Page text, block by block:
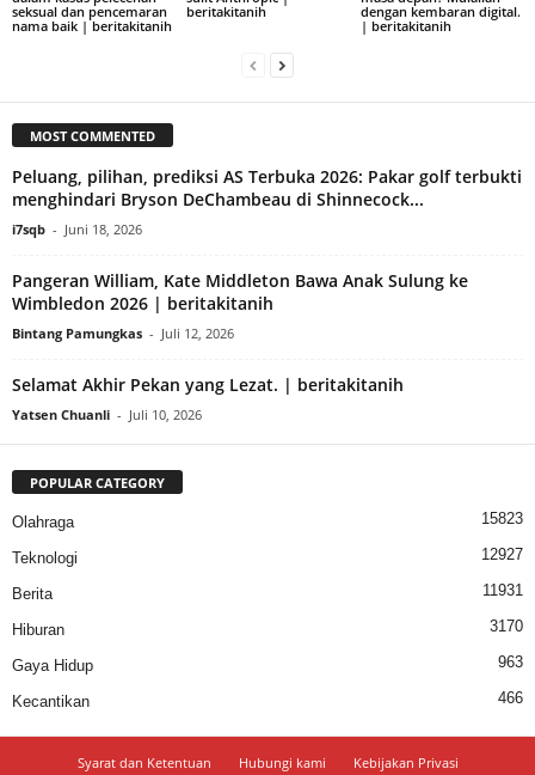
seksual dan pencemaran
nama baik | beritakitanih
beritakitanih
dengan kembaran digital.
| beritakitanih
MOST COMMENTED
Peluang, pilihan, prediksi AS Terbuka 2026: Pakar golf terbukti
menghindari Bryson DeChambeau di Shinnecock...
i7sqb - Juni 18, 2026
Pangeran William, Kate Middleton Bawa Anak Sulung ke
Wimbledon 2026 | beritakitanih
Bintang Pamungkas - Juli 12, 2026
Selamat Akhir Pekan yang Lezat. | beritakitanih
Yatsen Chuanli - Juli 10, 2026
POPULAR CATEGORY
Olahraga 15823
Teknologi 12927
Berita 11931
Hiburan 3170
Gaya Hidup 963
Kecantikan 466
Syarat dan Ketentuan Hubungi kami Kebijakan Privasi